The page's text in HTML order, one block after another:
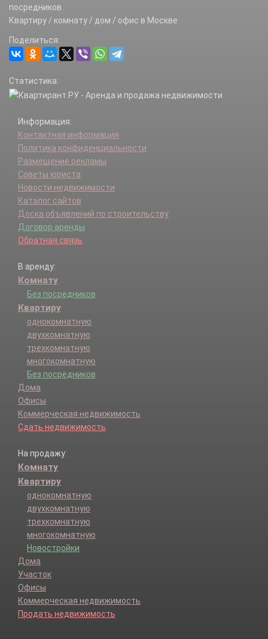
посредников.
Квартиру / комнату / дом / офис в Москве
Поделиться:
Статистика:
Информация:
Контактная информация
Политика конфиденциальности
Размещение рекламы
Советы юриста
Новости недвижимости
Каталог сайтов
Доска объявлений по строительству
Договор аренды
Обратная связь
В аренду:
Комнату
Без посредников
Квартиру
однокомнатную
двухкомнатную
трехкомнатную
многокомнатную
Без посредников
Дома
Офисы
Коммерческая недвижимость
Сдать недвижимость
На продажу:
Комнату
Квартиру
однокомнатную
двухкомнатную
трехкомнатную
многокомнатную
Новостройки
Дома
Участок
Офисы
Коммерческая недвижимость
Продать недвижимость